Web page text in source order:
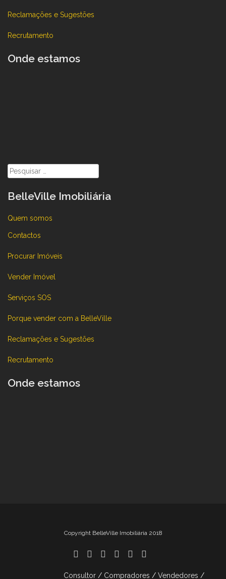
Reclamações e Sugestões
Recrutamento
Onde estamos
Pesquisar
por:
BelleVille Imobiliária
Quem somos
Contactos
Procurar Imóveis
Vender Imóvel
Serviços SOS
Porque vender com a BelleVille
Reclamações e Sugestões
Recrutamento
Onde estamos
Copyright BelleVille Imobiliária 2018
Consultor Compradores Vendedores